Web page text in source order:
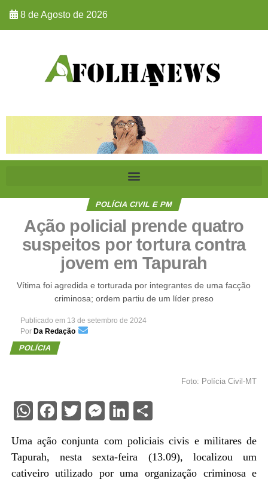
8 de Agosto de 2026
POLÍCIA CIVIL E PM
Ação policial prende quatro
suspeitos por tortura contra
jovem em Tapurah
Vítima foi agredida e torturada por integrantes de uma facção
criminosa; ordem partiu de um líder preso
Publicado em 13 de setembro de 2024
Por Da Redação
POLÍCIA
Foto: Polícia Civil-MT
WhatsApp
Facebook
Twitter
Messenger
LinkedIn
Share
Uma ação conjunta com policiais civis e militares de
Tapurah, nesta sexta-feira (13.09), localizou um
cativeiro utilizado por uma organização criminosa e